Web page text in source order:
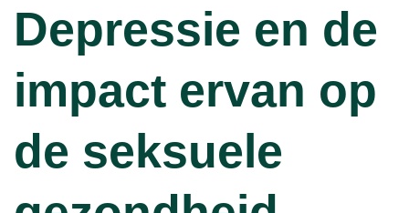
Depressie en de
impact ervan op
de seksuele